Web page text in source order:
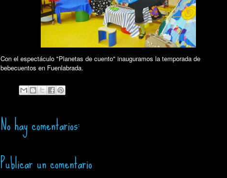
Con el espectáculo "Planetas de cuento" inauguramos la temporada de
bebecuentos en Fuenlabrada.
No hay comentarios:
Publicar un comentario